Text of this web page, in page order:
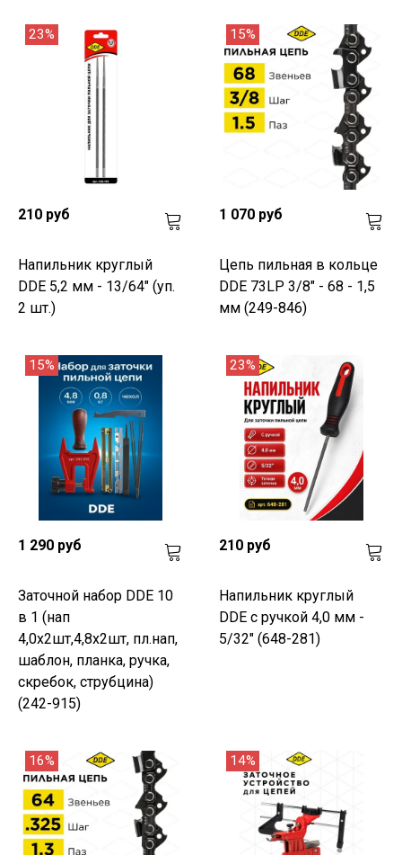
23%
210 руб
Напильник круглый
DDE 5,2 мм - 13/64" (уп.
2 шт.)
15%
1 070 руб
Цепь пильная в кольце
DDE 73LP 3/8" - 68 - 1,5
мм (249-846)
15%
1 290 руб
Заточной набор DDE 10
в 1 (нап
4,0х2шт,4,8х2шт, пл.нап,
шаблон, планка, ручка,
скребок, струбцина)
(242-915)
23%
210 руб
Напильник круглый
DDE с ручкой 4,0 мм -
5/32" (648-281)
16% 14%